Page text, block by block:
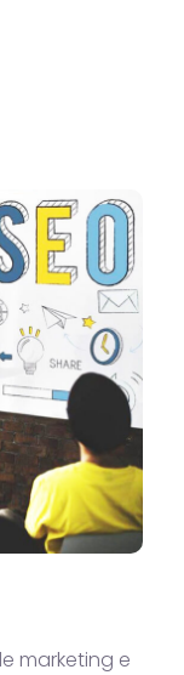
marketing e